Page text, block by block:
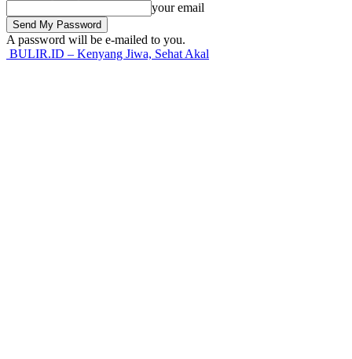
your email
A password will be e-mailed to you.
BULIR.ID – Kenyang Jiwa, Sehat Akal